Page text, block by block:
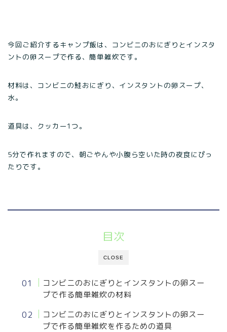
今回ご紹介するキャンプ飯は、コンビニのおにぎりとインスタ
ントの卵スープで作る、簡単雑炊です。
材料は、コンビニの鮭おにぎり、インスタントの卵スープ、
水。
道具は、クッカー1つ。
5分で作れますので、朝ごやんや小腹ら空いた時の夜食にぴっ
たりです。
CLOSE
目次
コンビニのおにぎりとインスタントの卵スー
プで作る簡単雑炊の材料
コンビニのおにぎりとインスタントの卵スー
プで作る簡単雑炊を作るための道具